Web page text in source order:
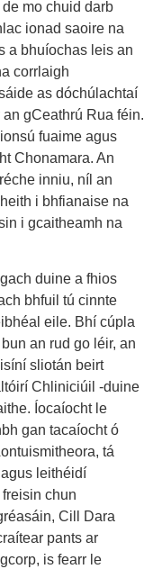
mo chuid darb
ionad saoire na
a bhuíochas leis an
corrlaigh
as dóchúlachtaí
gCeathrú Rua féin.
fuaime agus
Chonamara. An
inniu, níl an
i bhfianaise na
i gcaitheamh na
duine a fhios
bhfuil tú cinnte
eile. Bhí cúpla
an rud go léir, an
sliotán beirt
Chliniciúil -duine
Íocaíocht le
gan tacaíocht ó
tá
leithéidí
chun
Cill Dara
pants ar
is fearr le